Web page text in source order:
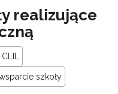
realizujące
szkoły